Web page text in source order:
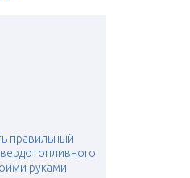
правильный
руками